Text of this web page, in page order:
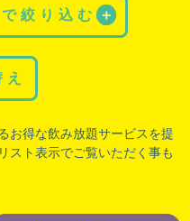
絞り込む ＋
お得な飲み放題サービスを提
スト表示でご覧いただく事も